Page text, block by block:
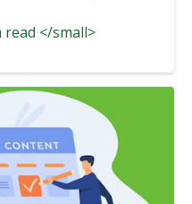
read </small>